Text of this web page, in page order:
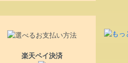
楽天ペイ決済